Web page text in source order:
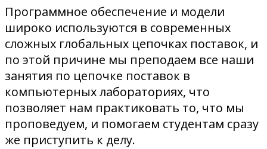
Программное обеспечение и модели
широко используются в современных
сложных глобальных цепочках поставок, и
по этой причине мы преподаем все наши
занятия по цепочке поставок в
компьютерных лабораториях, что
позволяет нам практиковать то, что мы
проповедуем, и помогаем студентам сразу
же приступить к делу.